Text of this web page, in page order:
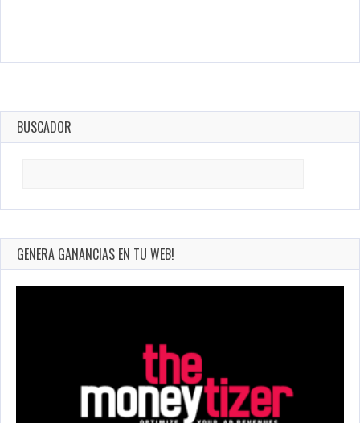
BUSCADOR
GENERA GANANCIAS EN TU WEB!